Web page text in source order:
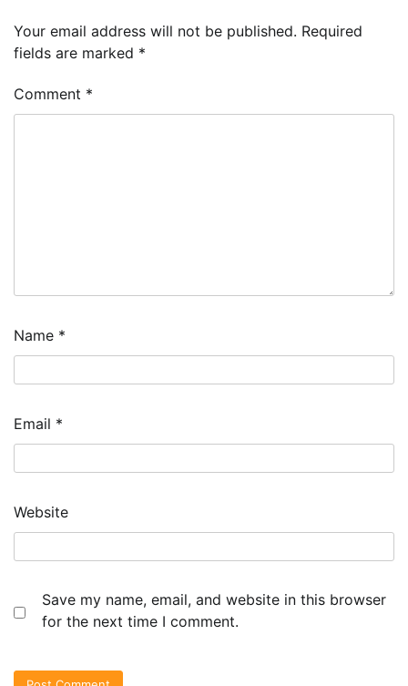
Your email address will not be published. Required
fields are marked *
Comment *
Name *
Email *
Website
Save my name, email, and website in this browser
for the next time I comment.